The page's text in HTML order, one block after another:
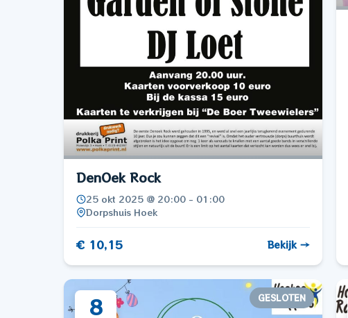
DenOek Rock
25 okt 2025 @ 20:00 - 01:00
Dorpshuis Hoek
€ 10,15 Bekijk →
8 GESLOTEN